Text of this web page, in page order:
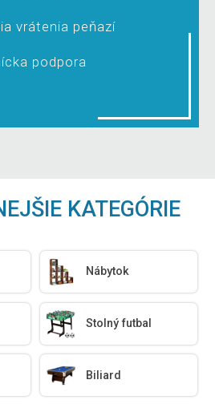
vrátenia peňazí
podpora
KATEGÓRIE
Nábytok
Stolný futbal
Biliard